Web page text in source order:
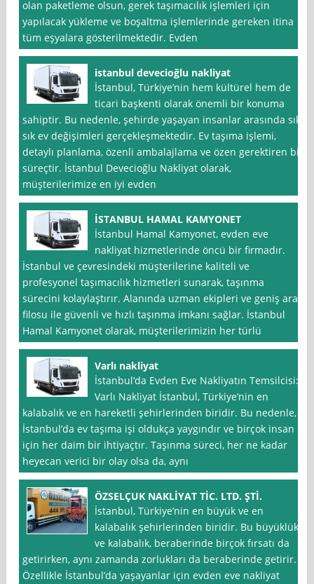
olan paketleme olsun, gerek taşımacılık işlemleri için
yapılacak yükleme ve boşaltma işlemlerinde gereken itina
tüm eşyalara gösterilmektedir. Evden
istanbul devecioğlu nakliyat
İstanbul, Türkiye’nin hem kültürel hem de
ticari başkenti olarak önemli bir konuma
sahiptir. Bu nedenle, şehirde yaşayan insanlar arasında sık
sık ev değişimleri gerçekleşmektedir. Ev taşıma işlemi,
detaylı planlama, özenli ambalajlama ve özen gerektiren bir
süreçtir. İstanbul Devecioğlu Nakliyat olarak,
müşterilerimize en iyi evden
İSTANBUL HAMAL KAMYONET
İstanbul Hamal Kamyonet, evden eve
nakliyat hizmetlerinde öncü bir firmadır.
İstanbul ve çevresindeki müşterilerine kaliteli ve
profesyonel taşımacılık hizmetleri sunarak, taşınma
sürecini kolaylaştırır. Alanında uzman ekipleri ve geniş araç
filosu ile güvenli ve hızlı taşınma imkanı sağlar. İstanbul
Hamal Kamyonet olarak, müşterilerimizin her türlü
Varlı nakliyat
İstanbul‘da Evden Eve Nakliyatın Temsilcisi:
Varlı Nakliyat İstanbul, Türkiye’nin en
kalabalık ve en hareketli şehirlerinden biridir. Bu nedenle,
İstanbul’da ev taşıma işi oldukça yaygındır ve birçok insan
için her daim bir ihtiyaçtır. Taşınma süreci, her ne kadar
heyecan verici bir olay olsa da, aynı
ÖZSELÇUK NAKLİYAT TİC. LTD. ŞTİ.
İstanbul, Türkiye’nin en büyük ve en
kalabalık şehirlerinden biridir. Bu büyüklük
ve kalabalık, beraberinde birçok fırsatı da
getirirken, aynı zamanda zorlukları da beraberinde getirir.
Özellikle İstanbul’da yaşayanlar için evden eve nakliyat